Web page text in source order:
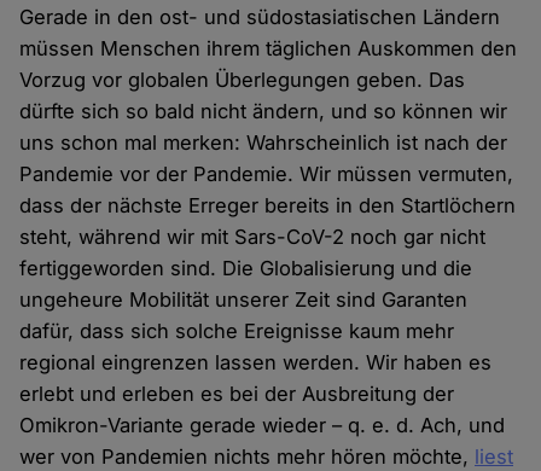
Gerade in den ost- und südostasiatischen Ländern
müssen Menschen ihrem täglichen Auskommen den
Vorzug vor globalen Überlegungen geben. Das
dürfte sich so bald nicht ändern, und so können wir
uns schon mal merken: Wahrscheinlich ist nach der
Pandemie vor der Pandemie. Wir müssen vermuten,
dass der nächste Erreger bereits in den Startlöchern
steht, während wir mit Sars-CoV-2 noch gar nicht
fertiggeworden sind. Die Globalisierung und die
ungeheure Mobilität unserer Zeit sind Garanten
dafür, dass sich solche Ereignisse kaum mehr
regional eingrenzen lassen werden. Wir haben es
erlebt und erleben es bei der Ausbreitung der
Omikron-Variante gerade wieder – q. e. d. Ach, und
wer von Pandemien nichts mehr hören möchte, liest